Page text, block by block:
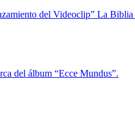
del Videoclip” La
del álbum “Ecce Mundus”.